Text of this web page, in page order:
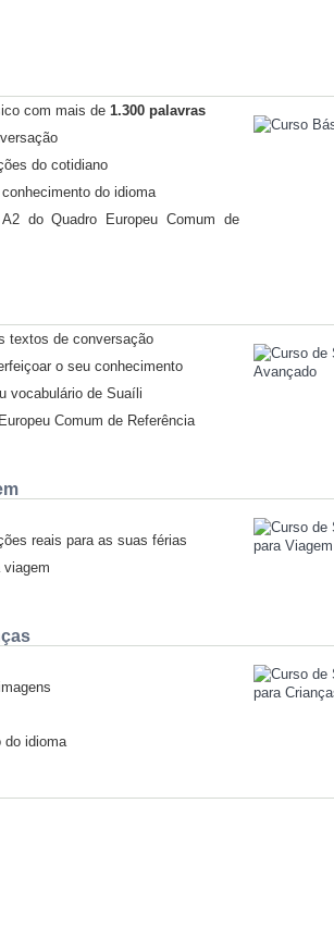
com mais de1.300 palavras
do cotidiano
do idioma
do Quadro Europeu Comum de
textos de conversação
o seu conhecimento
vocabulário de Suaíli
Comum de Referência
reais para as suas férias
viagem
do idioma